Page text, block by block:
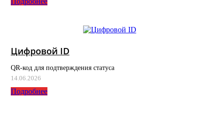
Цифровой ID
QR-код для подтверждения статуса
14.06.2026
Подробнее